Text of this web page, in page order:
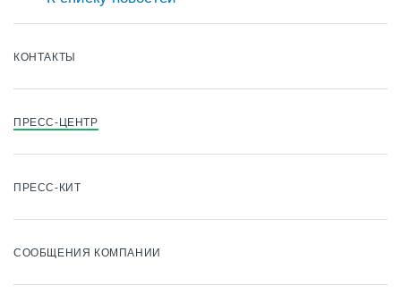
КОНТАКТЫ
ПРЕСС-ЦЕНТР
ПРЕСС-КИТ
СООБЩЕНИЯ КОМПАНИИ